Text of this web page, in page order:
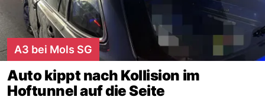
A3 bei Mols SG
Auto kippt nach Kollision im
Hoftunnel auf die Seite